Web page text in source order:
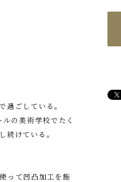
過ごしている。
の美術学校でたく
続けている。
って凹凸加工を施